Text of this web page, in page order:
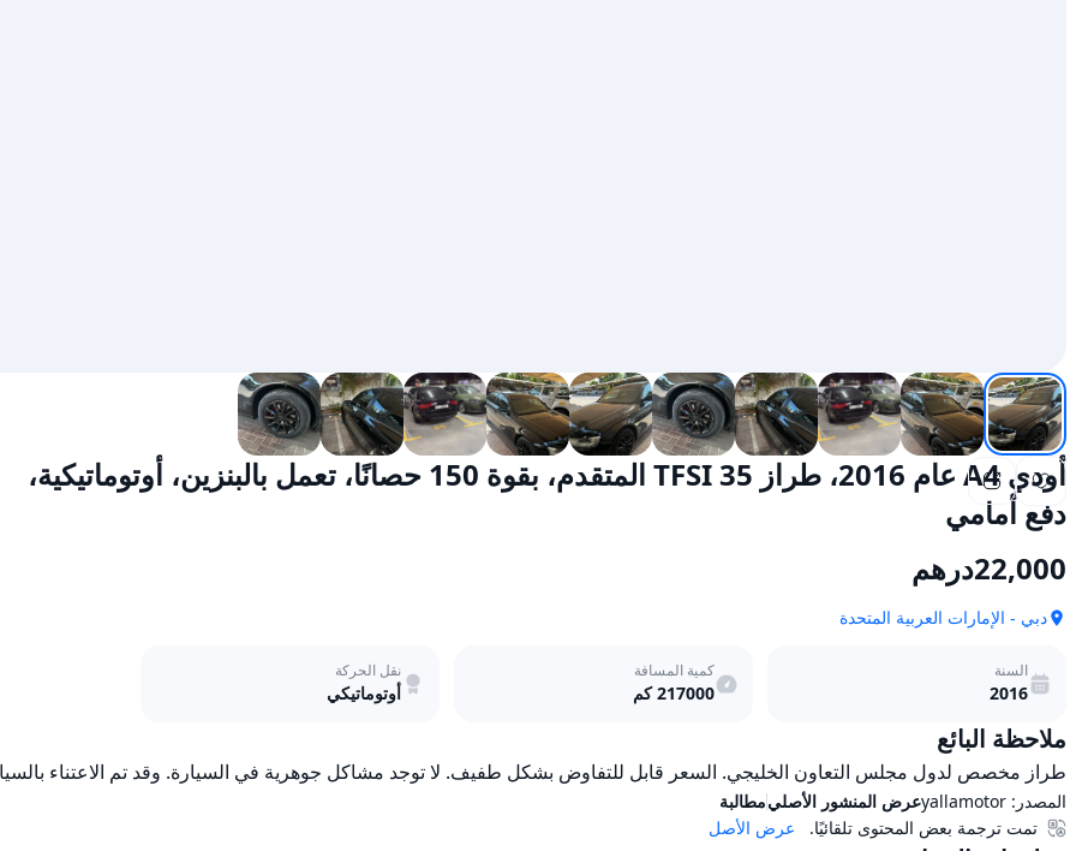
أودي A4 عام 2016، طراز 35 TFSI المتقدم، بقوة 150 حصانًا، تعمل بالبنزين، أوتوماتيكية،
دفع أمامي
22,000درهم
دبي - الإمارات العربية المتحدة
السنة
2016
كمية المسافة
217000كم
نقل الحركة
أوتوماتيكي
ملاحظة البائع
طراز مخصص لدول مجلس التعاون الخليجي. السعر قابل للتفاوض بشكل طفيف. لا توجد مشاكل جوهرية في السيارة. وقد تم الاعتناء
المصدر: yallamotorعرض المنشور الأصليمطالبة
عرض الأصل
تمت ترجمة بعض المحتوى تلقائيًا.